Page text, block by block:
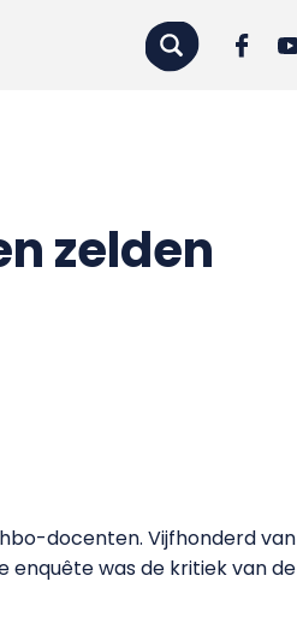
zelden
docenten. Vijfhonderd van
enquête was de kritiek van de